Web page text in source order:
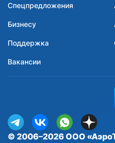
Спецпредложения
Бизнесу
Поддержка
Вакансии
© 2006–2026 ООО